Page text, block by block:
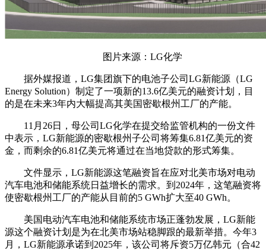
图片来源：LG化学
据外媒报道，LG集团旗下的电池子公司LG新能源（LG
Energy Solution）制定了一项新的13.6亿美元的融资计划，目
的是在未来3年内大幅提高其美国密歇根州工厂的产能。
11月26日，母公司LG化学在提交给监管机构的一份文件
中表示，LG新能源的密歇根州子公司将筹集6.81亿美元的资
金，而剩余的6.81亿美元将通过在当地贷款的形式筹集。
文件显示，LG新能源这笔融资旨在应对北美市场对电动
汽车电池和储能系统日益增长的需求。到2024年，这笔融资将
使密歇根州工厂的产能从目前的5 GWh扩大至40 GWh。
美国电动汽车电池和储能系统市场正蓬勃发展，LG新能
源这个融资计划是为在北美市场站稳脚跟的最新举措。今年3
月，LG新能源承诺到2025年，该公司将斥资5万亿韩元（合42